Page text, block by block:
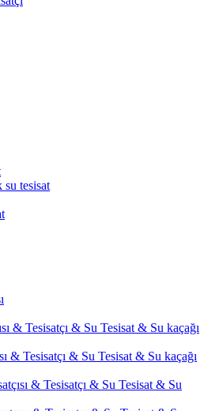
tesisat
& Tesisatçı & Su Tesisat & Su kaçağı
& Tesisatçı & Su Tesisat & Su kaçağı
& Tesisatçı & Su Tesisat & Su